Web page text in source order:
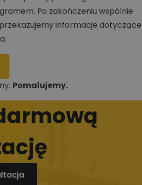
Po zakończeniu wspólnie
informacje dotyczące
Pomalujemy.